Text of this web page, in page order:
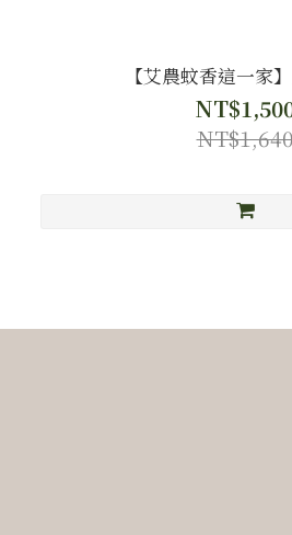
【艾農蚊香這一家